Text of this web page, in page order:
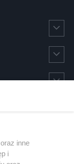
inne
i